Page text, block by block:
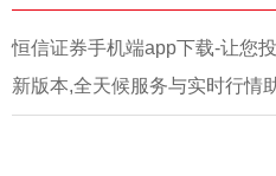
恒信证券手机端app下载-让您
新版本,全天候服务与实时行情